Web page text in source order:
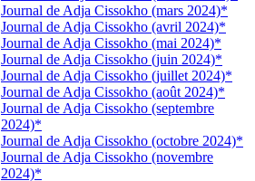
Journal de Adja Cissokho (mars 2024)*
Journal de Adja Cissokho (avril 2024)*
Journal de Adja Cissokho (mai 2024)*
Journal de Adja Cissokho (juin 2024)*
Journal de Adja Cissokho (juillet 2024)*
Journal de Adja Cissokho (août 2024)*
Journal de Adja Cissokho (septembre
2024)*
Journal de Adja Cissokho (octobre 2024)*
Journal de Adja Cissokho (novembre
2024)*